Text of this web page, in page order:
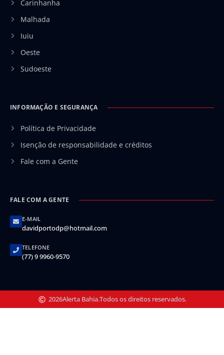
Carinhanha
Malhada
Iuiu
Oeste
Sudoeste
INFORMAÇÃO E SEGURANÇA
Política de Privacidade
Isenção de responsabilidade e créditos
Fale com a Gente
FALE COM A GENTE
E-MAIL
davidportodp@hotmail.com
TELEFONE
(77) 9 9960-9570
2026Alerta Bahia.Todos os direitos reservados.